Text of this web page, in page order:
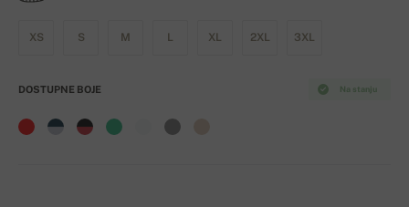
XS S M L XL 2XL 3XL
Na stanju
DOSTUPNE BOJE